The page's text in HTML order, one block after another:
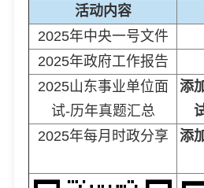
活动内容
2025年中央一号文件
2025年政府工作报告
2025山东事业单位面
试-历年真题汇总
添
2025年每月时政分享
添